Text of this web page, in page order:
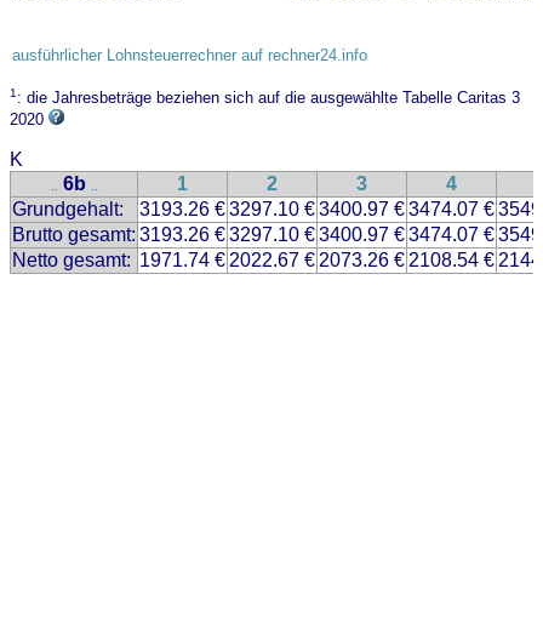
ausführlicher Lohnsteuerrechner auf rechner24.info
1: die Jahresbeträge beziehen sich auf die ausgewählte Tabelle Caritas 3
2020
K
.. 6b .. 1 2 3 4
Grundgehalt:
3193.26 €3297.10 €3400.97 €3474.07 €
Brutto gesamt: 3193.26 €3297.10 €3400.97 €3474.07 €
Netto gesamt: 1971.74 € 2022.67 € 2073.26 € 2108.54 €